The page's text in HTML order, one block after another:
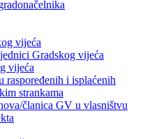
vijeća
Gradskog vijeća
vijeća
raspoređenih i isplaćenih
strankama
članica GV u vlasništvu